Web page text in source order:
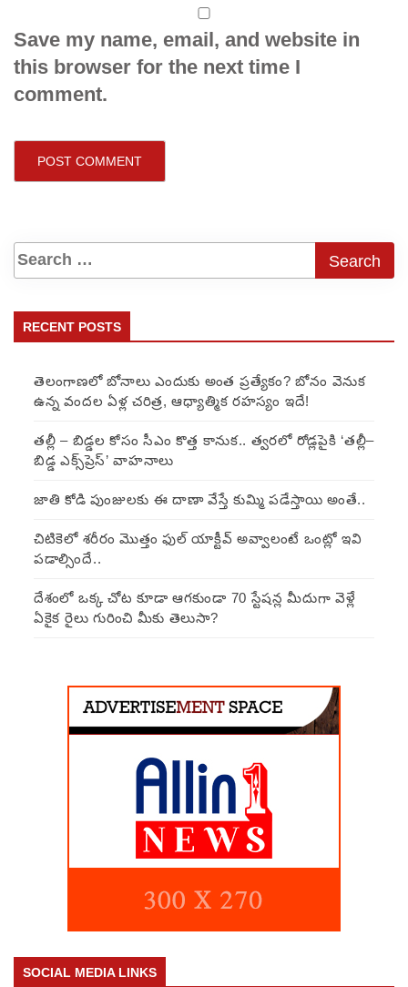
Save my name, email, and website in
this browser for the next time I
comment.
RECENT POSTS
తెలంగాణలో బోనాలు ఎందుకు అంత ప్రత్యేకం? బోనం వెనుక
ఉన్న వందల ఏళ్ల చరిత్ర, ఆధ్యాత్మిక రహస్యం ఇదే!
తల్లీ – బిడ్డల కోసం సీఎం కొత్త కానుక.. త్వరలో రోడ్లపైకి ‘తల్లీ–
బిడ్డ ఎక్స్‌ప్రెస్’ వాహనాలు
జాతి కోడి పుంజులకు ఈ దాణా వేస్తే కుమ్మి పడేస్తాయి అంతే..
చిటికెలో శరీరం మొత్తం ఫుల్ యాక్టీవ్ అవ్వాలంటే ఒంట్లో ఇవి
పడాల్సిందే..
దేశంలో ఒక్క చోట కూడా ఆగకుండా 70 స్టేషన్ల మీదుగా వెళ్లే
ఏకైక రైలు గురించి మీకు తెలుసా?
SOCIAL MEDIA LINKS